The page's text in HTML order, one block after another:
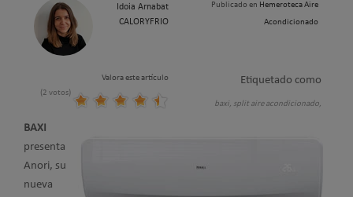
Idoia Arnabat
CALORYFRIO
Publicado en Hemeroteca Aire
Acondicionado
Valora este artículo
(2 votos)
Etiquetado como
baxi, split aire acondicionado,
BAXI
presenta
Anori, su
nueva